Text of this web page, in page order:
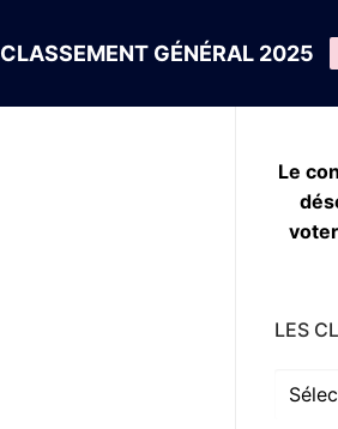
CLASSEMENT GÉNÉRAL 2025
Le
LES
Les